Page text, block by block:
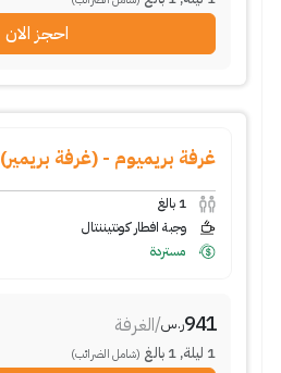
احجز الان
غرفة بريميوم - (غرفة بريمير)
1 بالغ
وجبة افطار كونتيننتال
مستردة
941ر.س/الغرفة
1 ليلة,
1 بالغ (شامل الضرائب)